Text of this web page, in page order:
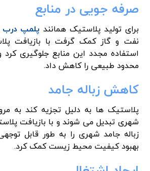
صرفه جویی در منابع
برای تولید پلاستیک همانند پلمپ درب
نفت و گاز کمک گرفت با بازیافت
استفاده مجدد این منابع جلوگیری کرد
محدود طبیعی را کاهش داد.
کاهش زباله جامد
پلاستیک ها به دلیل تجزیه کند به
شهری تبدیل می شوند و با بازیافت
زباله جامد شهری را به طور قابل
بهبود کیفیت محیط زیست کمک کرد.